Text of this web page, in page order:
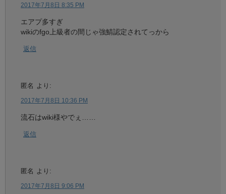
2017年7月8日 8:35 PM
エアプ多すぎ
wikiのfgo上級者の間じゃ強鯖認定されてっから
返信
匿名 より:
2017年7月8日 10:36 PM
流石はwiki様やでぇ……
返信
匿名 より:
2017年7月8日 9:06 PM